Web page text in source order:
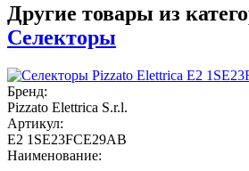
Другие товары из
Селекторы
Бренд:
Pizzato Elettrica S.r.l.
Артикул:
E2 1SE23FCE29AB
Наименование: